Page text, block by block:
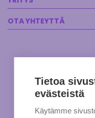
OTA YHTEYTTÄ
Tietoa
evästeistä
Käytämme